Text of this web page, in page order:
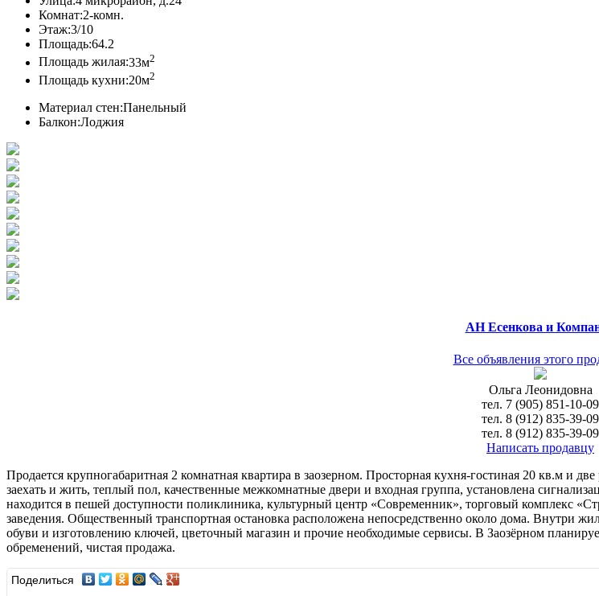
Комнат:2-комн.
Этаж:3/10
Площадь:64.2
Площадь жилая:33м2
Площадь кухни:20м2
Материал стен:Панельный
Балкон:Лоджия
АН Есенкова и
Все объявления этого
Ольга Леонидовна
тел. 7 (905) 851-10-09
тел. 8 (912) 835-39-09
тел. 8 (912) 835-39-09
Написать продавцу
Продается крупногабаритная 2 комнатная квартира в заозерном. Просторная кухня-гостиная 20 кв.м и
заехать и жить, теплый пол, качественные межкомнатные двери и входная группа, установлена
находится в пешей доступности поликлиника, культурный центр «Современник», торговый комплекс
заведения. Общественный транспортная остановка расположена непосредственно около дома. Внутри
обуви и изготовлению ключей, цветочный магазин и прочие необходимые сервисы. В Заозёрном
обременений, чистая продажа.
Поделиться